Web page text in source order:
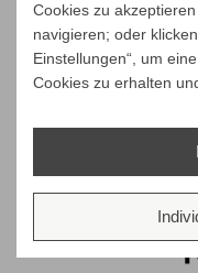
Cookies zu
navigieren; oder
Einstellungen“, um
Cookies zu erhalten